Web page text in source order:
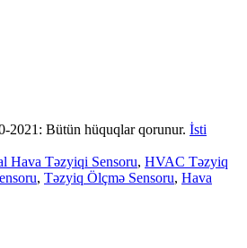
2021: Bütün hüquqlar qorunur. İsti
Hava Təzyiqi Sensoru, HVAC Təzyiq
, Təzyiq Ölçmə Sensoru, Hava